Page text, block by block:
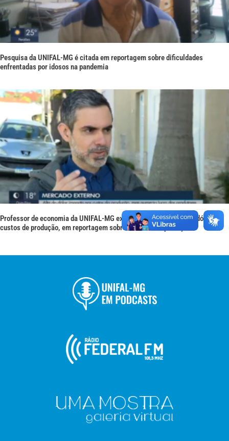
Pesquisa da UNIFAL-MG é citada em reportagem sobre dificuldades
enfrentadas por idosos na pandemia
Professor de economia da UNIFAL-MG explica impacto de alta do dólar nos
custos de produção, em reportagem sobre lucro nas exportações